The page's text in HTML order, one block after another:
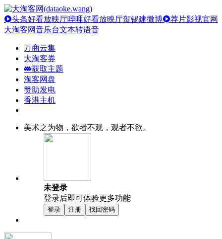
头条好看放映厅哔哩好看放映厅贺锡建微博
荐片影视官网
大淘客网音乐台文本转语音
万商云集
大淘客券
获取主题
淘客网盘
赞助发电
香港主机
美术之为物，欲者不观，观者不欲。
未登录
登录后即可体验更多功能
登录 注册 找回密码